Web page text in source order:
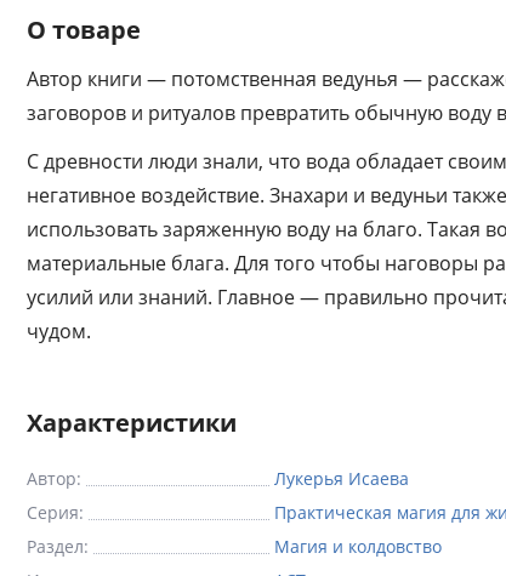
О товаре
Автор книги — потомственная ведунья —
заговоров и ритуалов превратить обычную воду
С древности люди знали, что вода обладает
негативное воздействие. Знахари и ведуньи
использовать заряженную воду на благо. Такая
материальные блага. Для того чтобы наговоры
усилий или знаний. Главное — правильно
чудом.
Характеристики
Автор:
Лукерья Исаева
Серия:
Практическая магия для
Раздел:
Магия и колдовство